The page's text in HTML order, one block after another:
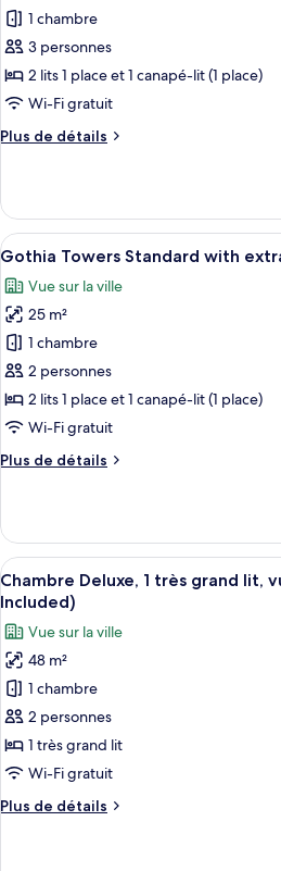
Sky
View
with
sofa
bed
pour
ce
type
de
chambre :
Gothia
with
extra
bed
(1
adult)
1 chambre
3 personnes
2 lits 1 place et 1 canapé-lit (1 place)
Wi-Fi gratuit
Plus de détails
Plus
le
type
de
Gothia
Towers
Standard
with
extra
bed
(1
adult)
Afficher
toutes
les
photos
pour
ce
type
de
chambre :
Gothia
with
extra
bed
(for
1
child)
Une
6
Gothia Towers Standard with
Vue sur la ville
25 m²
1 chambre
2 personnes
2 lits 1 place et 1 canapé-lit (1 place)
Wi-Fi gratuit
Plus de détails
Plus
le
type
de
chambre
Towers
Standard
with
extra
bed
child)
Afficher
toutes
les
photos
pour
ce
type
de
chambre :
Deluxe,
Une
10
Chambre Deluxe, 1 très grand lit,
Included)
Vue sur la ville
48 m²
1 chambre
2 personnes
1 très grand lit
Wi-Fi gratuit
Plus de détails
Plus